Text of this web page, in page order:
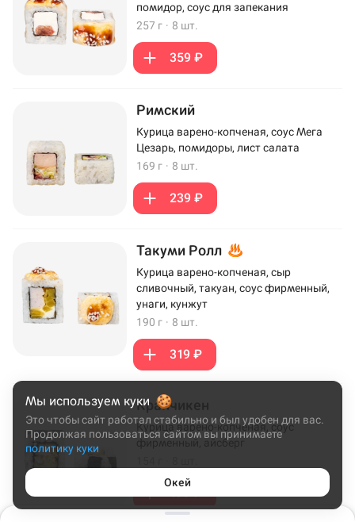
помидор, соус для запекания
257 г · 8 шт.
359 ₽
Римский
Курица варено-копченая, соус Мега
Цезарь, помидоры, лист салата
169 г · 8 шт.
239 ₽
Такуми Ролл
Курица варено-копченая, сыр
сливочный, такуан, соус фирменный,
унаги, кунжут
190 г · 8 шт.
319 ₽
Кранчикен
Курица варено-копченая, соус
фирменный, айсберг
199 ₽
Мы используем куки
Это чтобы сайт работал стабильно и был удобен для вас.
Продолжая пользоваться сайтом вы принимаете
политику куки
Окей